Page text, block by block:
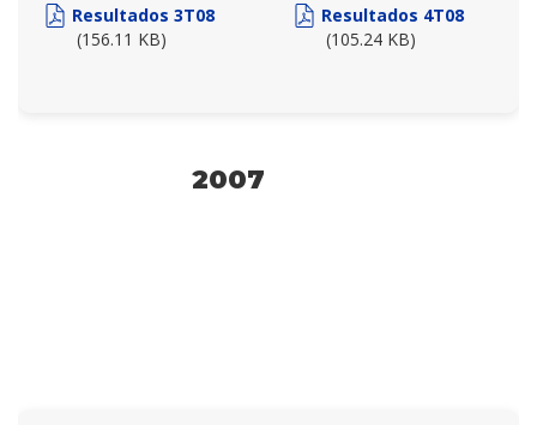
Resultados 3T08
(156.11 KB)
Resultados 4T08
(105.24 KB)
2007